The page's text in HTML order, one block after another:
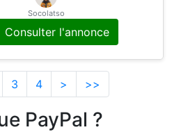
Socolatso
Consulter l'annonce
3 4 > >>
PayPal ?